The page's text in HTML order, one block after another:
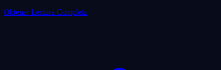
Obtener Lectura Completa